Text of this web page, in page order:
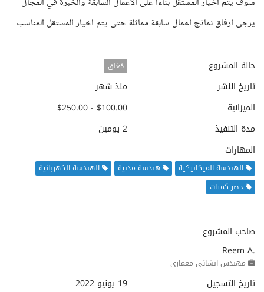
يرجى ارفاق نماذج اعمال سابقة مماثلة حتى يتم اخيار المستقل المناسب
حالة المشروع مُغلق
تاريخ النشر
منذ شهر
الميزانية
$100.00 - $250.00
مدة التنفيذ
2 يومين
المهارات
الهندسة الميكانيكية هندسة مدنية
الهندسة الكهربائية
حصر كميات
صاحب المشروع
Reem A.
مهندس انشائي معماري
تاريخ التسجيل
19 يونيو 2022